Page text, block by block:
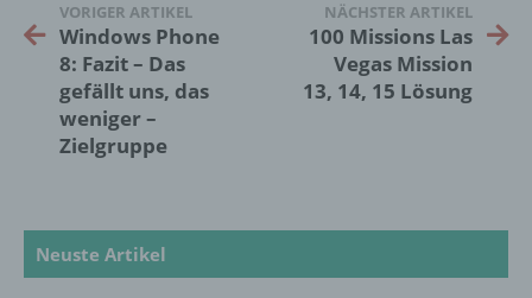
VORIGER ARTIKEL
Windows Phone
8: Fazit – Das
gefällt uns, das
weniger –
Zielgruppe
NÄCHSTER ARTIKEL
100 Missions Las
Vegas Mission
13, 14, 15 Lösung
Neuste Artikel
b) betroffene Person
Betroffene Person ist jede identifizierte oder
identifizierbare natürliche Person, deren